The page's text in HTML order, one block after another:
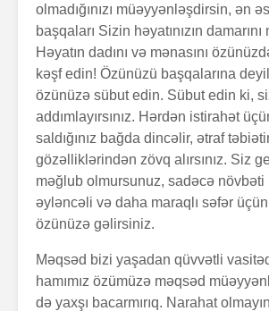
olmadığınızı müəyyənləşdirsin, ən
başqaları Sizin həyatınızın
Həyatın dadını və mənasını
kəşf edin! Özünüzü başqalarına
özünüzə sübut edin. Sübut edin ki,
addımlayırsınız. Hərdən istirahət
saldığınız bağda dincəlir, ətraf
gözəlliklərindən zövq alırsınız. Siz
məğlub olmursunuz, sadəcə növbəti
əyləncəli və daha maraqlı səfər
özünüzə gəlirsiniz.
Məqsəd bizi yaşadan qüvvətli
hamımız özümüzə məqsəd
də yaxşı bacarmırıq. Narahat